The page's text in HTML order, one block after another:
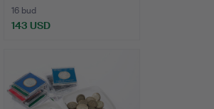
16 bud
143 USD